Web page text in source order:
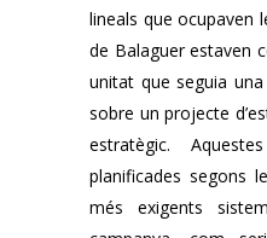
lineals que ocupaven
de Balaguer estaven
unitat que seguia
sobre un projecte
estratègic.
planificades segons
més exigents